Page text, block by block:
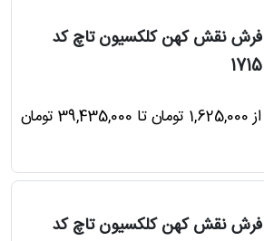
فرش نقش کهن کلکسیون تاچ کد
1715
از 1,625,000 تومان تا 39,435,000 تومان
فرش نقش کهن کلکسیون تاچ کد